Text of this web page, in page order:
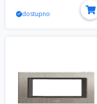
dostupno